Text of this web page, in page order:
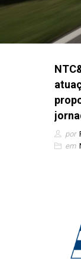
por
em